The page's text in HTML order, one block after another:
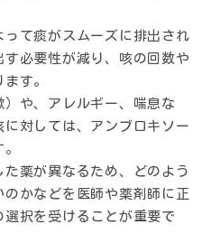
て痰がスムーズに排出され
必要性が減り、咳の回数や
す。
や、アレルギー、喘息な
対しては、アンブロキソー
薬が異なるため、どのよう
かなどを医師や薬剤師に正
択を受けることが重要で